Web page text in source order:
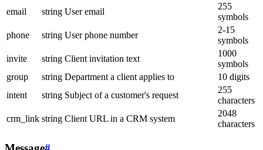
email
string User email
255
symbols
phone
string User phone number
2-15
symbols
invite
string Client invitation text
1000
symbols
group
string Department a client applies to
10 digits
intent
string Subject of a customer's request
255
characters
crm_link string Client URL in a CRM system
2048
characters